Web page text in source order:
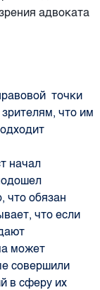
адвоката
точки
что им
начал
что обязан
что если
может
совершили
в сферу их